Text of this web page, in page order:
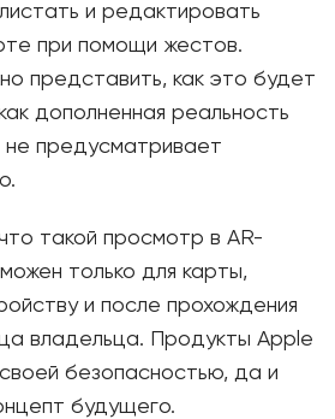
и редактировать
при помощи жестов.
представить, как это будет
дополненная реальность
предусматривает
такой просмотр в AR-
только для карты,
и после прохождения
владельца. Продукты Apple
безопасностью, да и
будущего.